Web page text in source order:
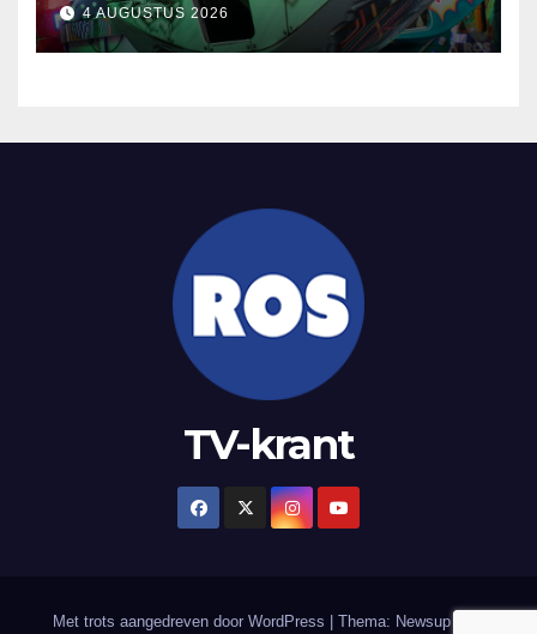
4 AUGUSTUS 2026
TV-krant
Met trots aangedreven door WordPress Thema: Newsup door